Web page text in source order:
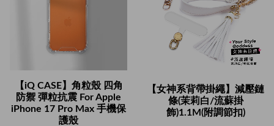
【iQ CASE】角粒殼 四角
防禦 彈粒抗震 For Apple
iPhone 17 Pro Max 手機保
護殼
【女神系背帶掛繩】減壓鏈
條(茉莉白/流蘇掛
飾)1.1M(附調節扣)